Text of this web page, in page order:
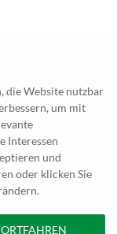
für
Seiten verstehen
Falls
Deutschlands ca. 4
nach
Daten.
die Website nutzbar
um mit
Interessen
und
oder klicken Sie